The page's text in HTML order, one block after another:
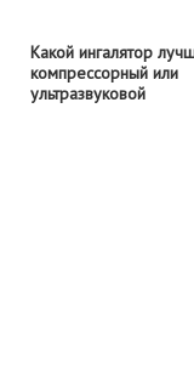
Какой ингалятор
компрессорный или
ультразвуковой